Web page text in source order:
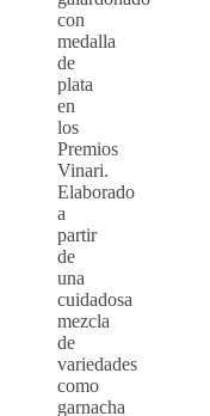
con
medalla
de
plata
en
los
Premios
Vinari.
Elaborado
a
partir
de
una
cuidadosa
mezcla
de
variedades
como
garnacha